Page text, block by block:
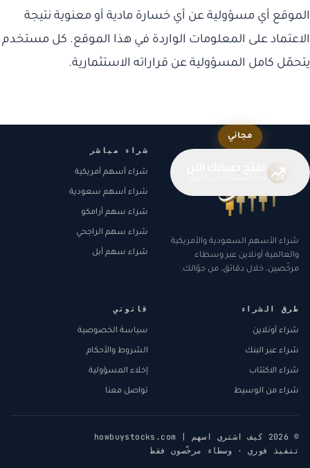
الموقع أي مسؤولية عن أي خسارة مادية أو معنوية نتيجة
الاعتماد على المعلومات الواردة في هذا الموقع. كل مستخدم
يتحمّل كامل المسؤولية عن قراراته الاستثمارية.
مجاني
افتح حسابك الآن
شراء الأسهم السعودية والأمريكية
والعالمية أونلاين عبر وسطاء
مرخّصين، خلال دقائق، من جوّالك.
شراء مباشر
شراء أسهم أمريكية
شراء أسهم سعودية
شراء سهم أرامكو
شراء سهم الراجحي
شراء سهم أبل
طرق الشراء
شراء أونلاين
شراء عبر البنك
شراء الاكتتاب
شراء من الوسيط
قانوني
سياسة الخصوصية
الشروط والأحكام
إخلاء المسؤولية
تواصل معنا
© 2026 كيف اشتري اسهم | howbuystocks.com
تنفيذ فوري · وسطاء مرخّصون فقط